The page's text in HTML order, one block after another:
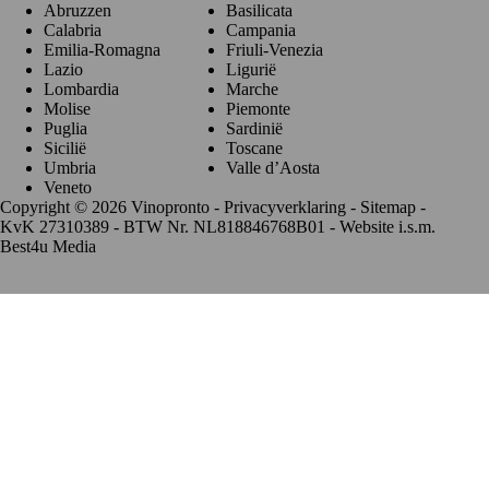
Abruzzen
Basilicata
Calabria
Campania
Emilia-Romagna
Friuli-Venezia
Lazio
Ligurië
Lombardia
Marche
Molise
Piemonte
Puglia
Sardinië
Sicilië
Toscane
Umbria
Valle d’Aosta
Veneto
Copyright © 2026 Vinopronto - Privacyverklaring - Sitemap -
KvK 27310389 - BTW Nr. NL818846768B01 - Website i.s.m.
Best4u Media